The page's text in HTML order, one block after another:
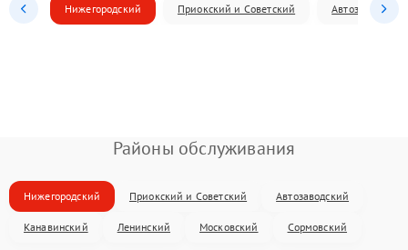
Нижегородский Приокский и Советский Автозаводский
Районы обслуживания
Нижегородский Приокский и Советский Автозаводский
Канавинский Ленинский Московский Сормовский